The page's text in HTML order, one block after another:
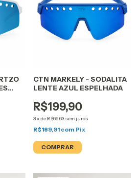
CTN MARKELY - SODALITA
LENTE AZUL ESPELHADA
R$199,90
3x de R$66,63 sem juros
R$189,91 com Pix